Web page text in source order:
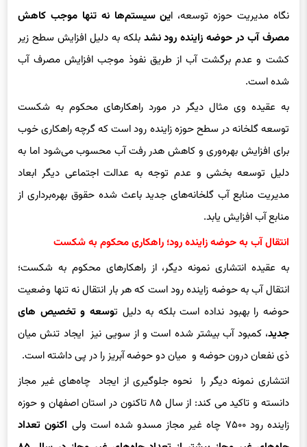
است؛ این روش گرچه راهکاری برای افزایش راندمان آب است امادر
نگاه مدیریت حوزه توسعه، این سیستم‌ها نه تنها موجب کاهش
مصرف آب در حوضه زاینده رود نشدبلکه به دلیل افزایش سطح زیر
کشت و عدم برگشت آب از طریق نفوذ موجب افزایش مصرف آب
شده است.
به عقیده وی مثال دیگر در مورد راهکارهای محکوم به شکست
توسعه گلخانه در سطح حوزه زاینده رود است که گرچه راهکاری خوب
برای افزایش بهره‌وری و کاهش هدر رفت آب محسوب می‌شود اما به
دلیل توسعه بخشی و عدم توجه به عدالت اجتماعی دیگر ابعاد
مدیریت منابع آب گلخانه‌های جدید باعث شده حقوق بهره‌برداری از
منابع آب افزایش یابد.
انتقال آب به حوضه زاینده رود؛ راهکاری محکوم به شکست
به عقیده انتشاری نمونه دیگر، از راهکارهای محکوم به شکست؛
انتقال آب به حوضه زاینده رود است که هر بار انتقال نه تنها وضعیت
حوضه را بهبود نداده است بلکه به دلیل توسعه و تخصیص های
جدید، کمبود آب بیشتر شده است و از سویی نیز ایجاد تنش میان
ذی نفعان درون حوضه و میان دو حوضه آبریز را در پی داشته است.
انتشاری نمونه دیگر را نحوه جلوگیری از ایجاد چاه‌های غیر مجاز
دانسته و تاکید می کند: از سال ۸۵ تاکنون در استان اصفهان و حوزه